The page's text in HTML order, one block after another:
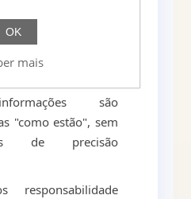
de sites
com links no nosso
são
"como estão", sem
de precisão
responsabilidade
OK
mais